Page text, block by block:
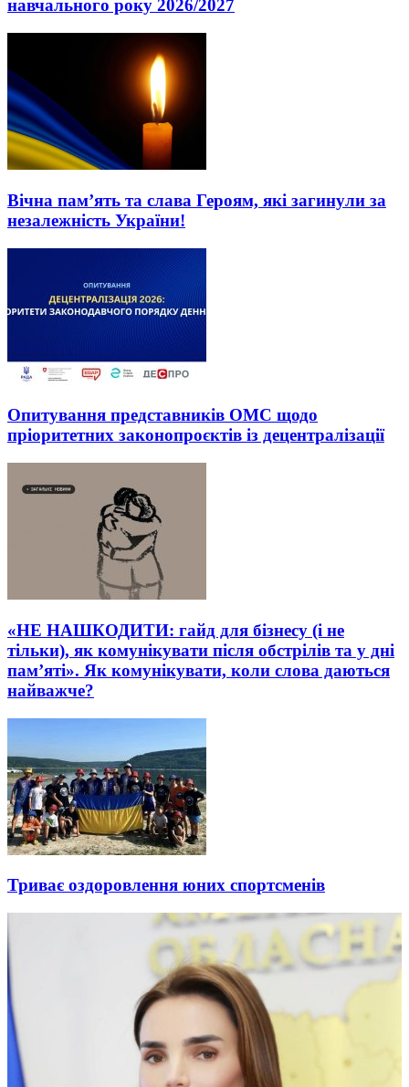
навчального року 2026/2027
Вічна пам’ять та слава Героям, які загинули за
незалежність України!
Опитування представників ОМС щодо
пріоритетних законопроєктів із децентралізації
«НЕ НАШКОДИТИ: гайд для бізнесу (і не
тільки), як комунікувати після обстрілів та у дні
пам’яті». Як комунікувати, коли слова даються
найважче?
Триває оздоровлення юних спортсменів